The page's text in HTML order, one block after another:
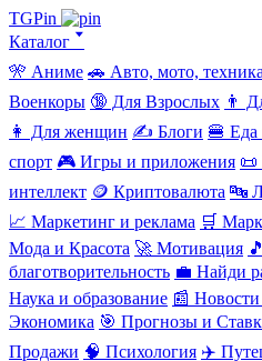
TGPin
Каталог 🢓
🎌 Аниме 🚗 Авто, мото, техника
Военкоры 🔞 Для Взрослых 👨
👩 Для женщин ✍️ Блоги 🍔 Еда
спорт 🎮 Игры и приложения 📜
интеллект 🪙 Криптовалюта 🔤
📈 Маркетинг и реклама 🛒
Мода и Красота 🚀 Мотивация
благотворительность 💼 Найди
Наука и образование 📰
Экономика 🎯 Прогнозы и
Продажи 🧠 Психология ✈️